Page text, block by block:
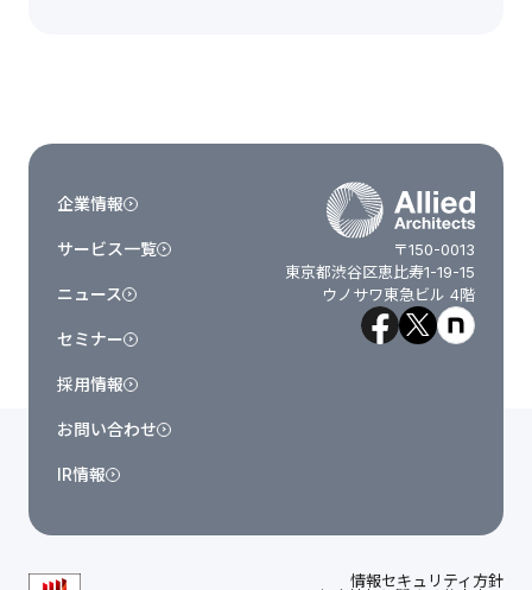
〒150-0013
東京都渋谷区恵比寿1-19-15
ウノサワ東急ビル 4階
企業情報
サービス一覧
ニュース
セミナー
採用情報
お問い合わせ
IR情報
情報セキュリティ方針